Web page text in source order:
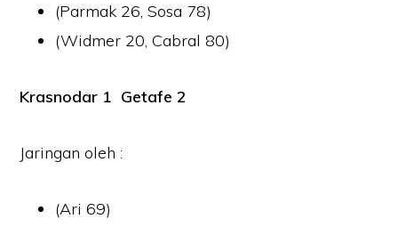
(Parmak 26, Sosa 78)
(Widmer 20, Cabral 80)
Krasnodar 1 Getafe 2
Jaringan oleh :
(Ari 69)